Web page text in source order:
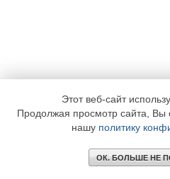
Этот веб-сайт
Продолжая просмотр сайта, Вы
нашу политику
ОК. БОЛЬШЕ НЕ